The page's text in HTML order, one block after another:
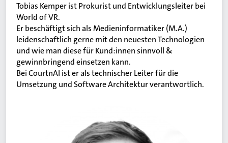
Tobias Kemper ist Prokurist und Entwicklungsleiter bei
World of VR.
Er beschäftigt sich als Medieninformatiker (M.A.)
leidenschaftlich gerne mit den neuesten Technologien
und wie man diese für Kund:innen sinnvoll &
gewinnbringend einsetzen kann.
Bei CourtnAI ist er als technischer Leiter für die
Umsetzung und Software Architektur verantwortlich.